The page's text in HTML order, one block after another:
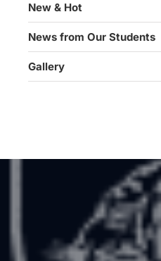
New & Hot
News from Our Students
Gallery